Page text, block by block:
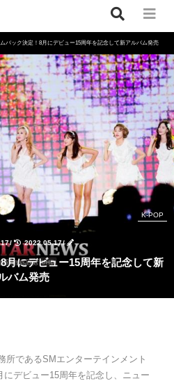
バック決定！8月にデビュー15周年を記念して新アルバム発売
/ 2022.05.17/
K-POP
バム発売
所であるSMエンターテインメント
にデビュー15周年を記念し、ニュー